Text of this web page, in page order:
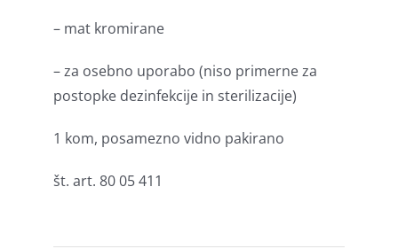
– mat kromirane
– za osebno uporabo (niso primerne za
postopke dezinfekcije in sterilizacije)
1 kom, posamezno vidno pakirano
št. art. 80 05 411